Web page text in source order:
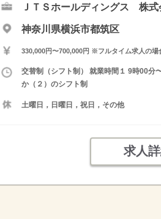
ＪＴＳホールディングス 株式
神奈川県横浜市都筑区
330,000円〜700,000円 ※フルタイム求人の場
交替制（シフト制） 就業時間１ 9時00分
か（２）のシフト制
土曜日，日曜日，祝日，その他
求人